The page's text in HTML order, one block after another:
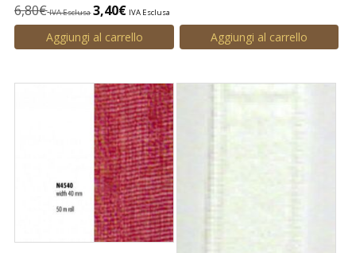
6,80€ IVA Esclusa 3,40€ IVA Esclusa
Aggiungi al carrello Aggiungi al carrello